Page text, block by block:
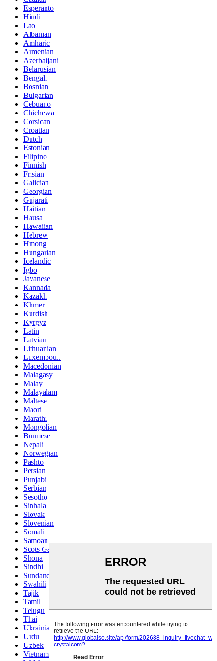
Esperanto
Hindi
Lao
Albanian
Amharic
Armenian
Azerbaijani
Belarusian
Bengali
Bosnian
Bulgarian
Cebuano
Chichewa
Corsican
Croatian
Dutch
Estonian
Filipino
Finnish
Frisian
Galician
Georgian
Gujarati
Haitian
Hausa
Hawaiian
Hebrew
Hmong
Hungarian
Icelandic
Igbo
Javanese
Kannada
Kazakh
Khmer
Kurdish
Kyrgyz
Latin
Latvian
Lithuanian
Luxembou..
Macedonian
Malagasy
Malay
Malayalam
Maltese
Maori
Marathi
Mongolian
Burmese
Nepali
Norwegian
Pashto
Persian
Punjabi
Serbian
Sesotho
Sinhala
Slovak
Slovenian
Somali
Samoan
Scots Gaelic
Shona
Sindhi
Sundanese
Swahili
Tajik
Tamil
Telugu
Thai
Ukrainian
Urdu
Uzbek
Vietnamese